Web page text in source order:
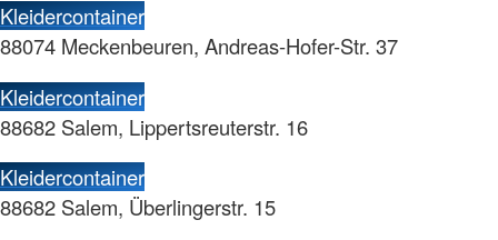
Kleidercontainer
88074 Meckenbeuren, Andreas-Hofer-Str. 37
Kleidercontainer
88682 Salem, Lippertsreuterstr. 16
Kleidercontainer
88682 Salem, Überlingerstr. 15